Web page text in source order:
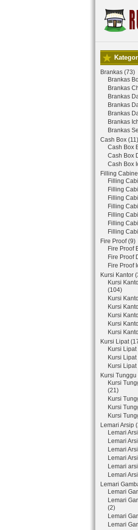
Brankas (73)
Brankas
Brankas
Brankas
Brankas
Brankas
Brankas
Brankas
Cash Box (11)
Cash Box
Cash Box
Cash Box
Filling
Filling
Filling
Filling
Filling
Filling
Filling
Filling
Fire Proof (9)
Fire Proof
Fire Proof
Fire Proof
Kursi Kantor
Kursi
(104)
Kursi
Kursi
Kursi
Kursi
Kursi
Kursi Lipat
Kursi
Kursi
Kursi
Kursi Tunggu
Kursi
(21)
Kursi
Kursi
Kursi
Lemari Arsip
Lemari
Lemari
Lemari
Lemari
Lemari
Lemari
Lemari
Lemari
Lemari
(2)
Lemari
Lemari